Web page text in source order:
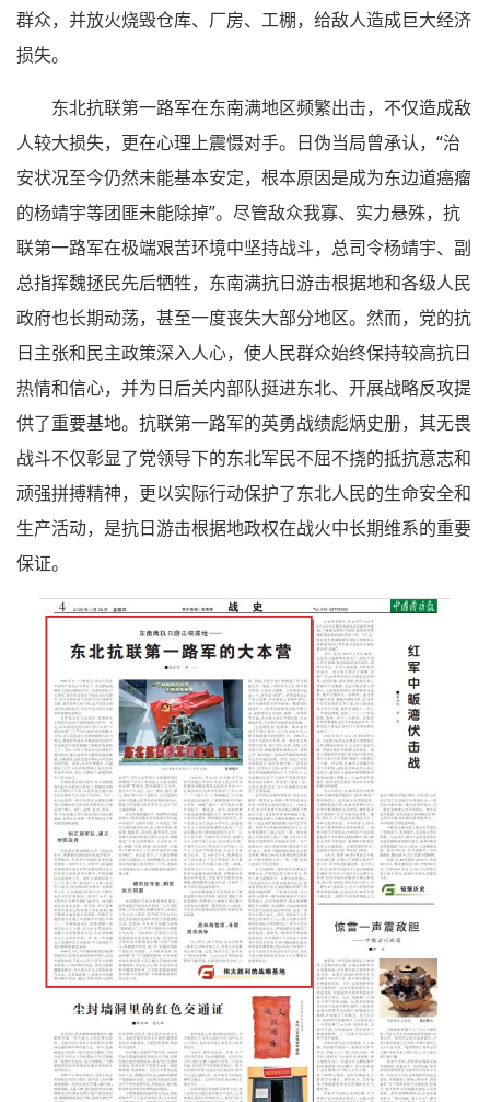
群众，并放火烧毁仓库、厂房、工棚，给敌人造成巨大经济
损失。
东北抗联第一路军在东南满地区频繁出击，不仅造成敌
人较大损失，更在心理上震慑对手。日伪当局曾承认，“治
安状况至今仍然未能基本安定，根本原因是成为东边道癌瘤
的杨靖宇等团匪未能除掉”。尽管敌众我寡、实力悬殊，抗
联第一路军在极端艰苦环境中坚持战斗，总司令杨靖宇、副
总指挥魏拯民先后牺牲，东南满抗日游击根据地和各级人民
政府也长期动荡，甚至一度丧失大部分地区。然而，党的抗
日主张和民主政策深入人心，使人民群众始终保持较高抗日
热情和信心，并为日后关内部队挺进东北、开展战略反攻提
供了重要基地。抗联第一路军的英勇战绩彪炳史册，其无畏
战斗不仅彰显了党领导下的东北军民不屈不挠的抵抗意志和
顽强拼搏精神，更以实际行动保护了东北人民的生命安全和
生产活动，是抗日游击根据地政权在战火中长期维系的重要
保证。